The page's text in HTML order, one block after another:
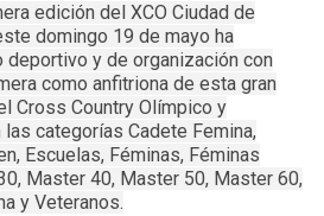
edición del XCO Ciudad de
domingo 19 de mayo ha
deportivo y de organización con
como anfitriona de esta gran
Cross Country Olímpico y
categorías Cadete Femina,
Escuelas, Féminas, Féminas
Master 40, Master 50, Master 60,
y Veteranos.